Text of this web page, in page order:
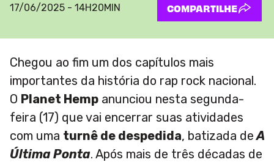
17/06/2025 - 14H20MIN COMPARTILHE
Chegou ao fim um dos capítulos mais
importantes da história do rap rock nacional.
O Planet Hemp anunciou nesta segunda-
feira (17) que vai encerrar suas atividades
com uma turnê de despedida, batizada de A
Última Ponta. Após mais de três décadas de